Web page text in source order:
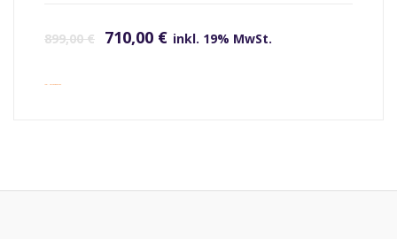
899,00€ 710,00 € inkl. 19% MwSt.
inkl. Versandkosten